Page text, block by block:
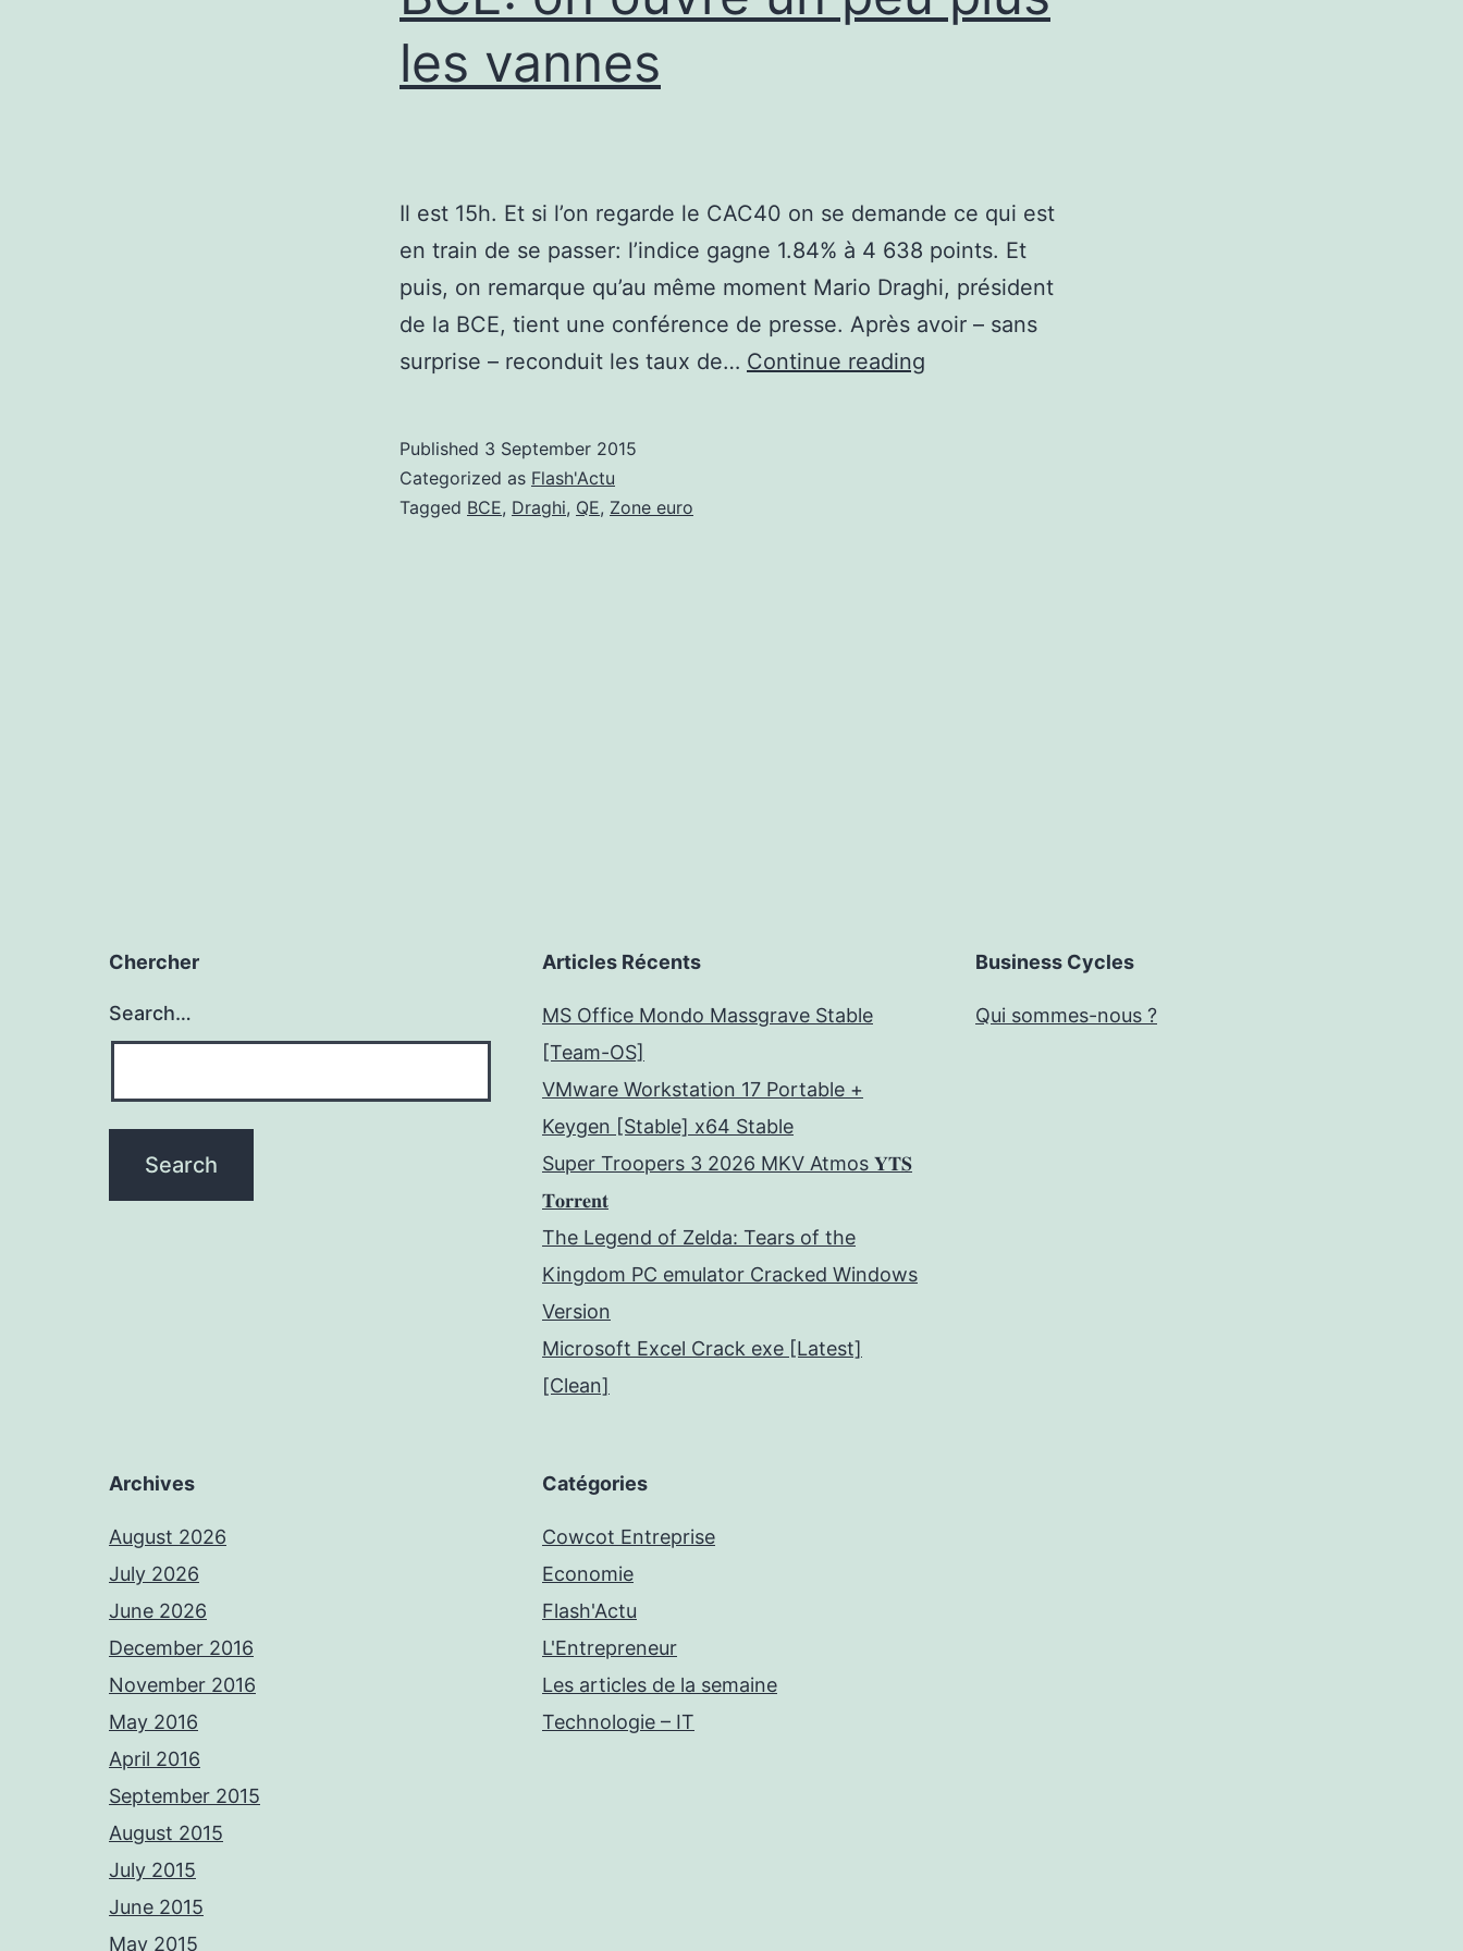
les vannes
Il est 15h. Et si l’on regarde le CAC40 on se demande ce qui est
en train de se passer: l’indice gagne 1.84% à 4 638 points. Et
puis, on remarque qu’au même moment Mario Draghi, président
de la BCE, tient une conférence de presse. Après avoir – sans
surprise – reconduit les taux de… Continue reading
Published 3 September 2015
Categorized as Flash'Actu
Tagged BCE, Draghi, QE, Zone euro
Chercher
Search…
Articles Récents
MS Office Mondo Massgrave Stable
[Team-OS]
VMware Workstation 17 Portable +
Keygen [Stable] x64 Stable
Super Troopers 3 2026 MKV Atmos 𝐘𝐓𝐒
𝐓𝐨𝐫𝐫𝐞𝐧𝐭
The Legend of Zelda: Tears of the
Kingdom PC emulator Cracked Windows
Version
Microsoft Excel Crack exe [Latest]
[Clean]
Business Cycles
Qui sommes-nous ?
Archives
August 2026
July 2026
June 2026
December 2016
November 2016
May 2016
April 2016
September 2015
August 2015
July 2015
June 2015
May 2015
Catégories
Cowcot Entreprise
Economie
Flash'Actu
L'Entrepreneur
Les articles de la semaine
Technologie – IT